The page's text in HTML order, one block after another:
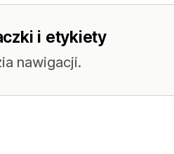
i etykiety
nawigacji.